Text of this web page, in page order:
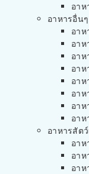
อาห
อาหารอื่น
อาห
อาห
อาห
อาห
อาห
อาห
อาห
อาห
อาหารสัต
อาห
อาห
อาห